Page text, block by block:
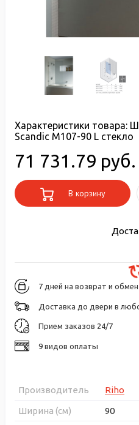
Характеристики товара:
Scandic M107-90 L стекло
71 731.79 руб.
В корзину
7 дней на возврат и обмен
Доставка до двери в
Прием заказов 24/7
9 видов оплаты
Производитель
Riho
Ширина (см)
90